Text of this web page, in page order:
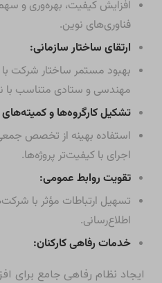
افزایش کیفیت، بهره‌وری و سهم
فناوری‌های نوین.
ارتقای ساختار سازمانی:
بهبود مستمر ساختار شرکت با
مهندسی و ستادی متناسب با
تشکیل کارگروه‌ها و
استفاده بهینه از تخصص
اجرای با کیفیت‌تر پروژه‌ها.
تقویت روابط عمومی:
تسهیل ارتباطات مؤثر با
اطلاع‌رسانی.
خدمات رفاهی کارکنان:
ایجاد نظام رفاهی جامع برای